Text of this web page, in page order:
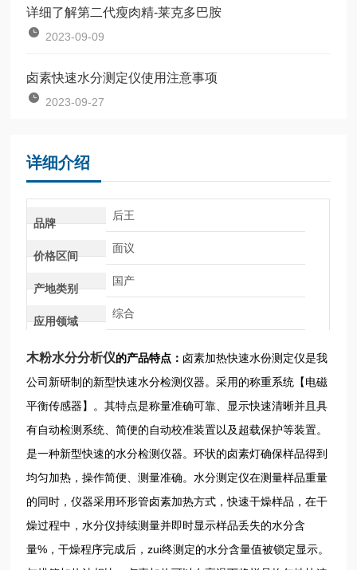
详细了解第二代瘦肉精-莱克多巴胺
2023-09-09
卤素快速水分测定仪使用注意事项
2023-09-27
详细介绍
品牌
后王
价格区间
面议
产地类别
国产
应用领域
综合
木粉水分分析仪的产品特点： 卤素加热快速水份测定仪是我
公司新研制的新型快速水分检测仪器。采用的称重系统【电磁
平衡传感器】。其特点是称量准确可靠、显示快速清晰并且具
有自动检测系统、简便的自动校准装置以及超载保护等装置。
是一种新型快速的水分检测仪器。环状的卤素灯确保样品得到
均匀加热，操作简便、测量准确。水分测定仪在测量样品重量
的同时，仪器采用环形管卤素加热方式，快速干燥样品，在干
燥过程中，水分仪持续测量并即时显示样品丢失的水分含
量%，干燥程序完成后，zui终测定的水分含量值被锁定显示。